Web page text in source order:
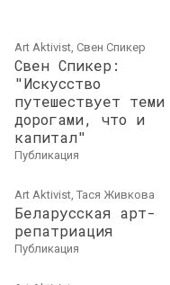
Art Aktivist, Свен Спикер
Свен Спикер:
"Искусство
путешествует
дорогами, что и
капитал"
публикация
Art Aktivist, Тася Живкова
Беларусская арт-
репатриация
публикация